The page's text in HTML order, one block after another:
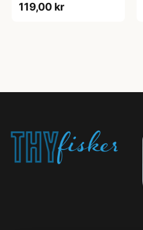
119,00 kr